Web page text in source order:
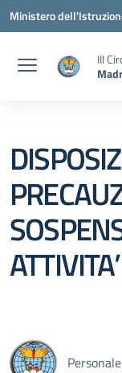
Vai ai contenuti
Vai al menu di
Vai al footer
Ministero
III